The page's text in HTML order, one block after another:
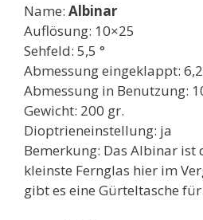
Name: Albinar
Auflösung: 10×25
Sehfeld: 5,5 °
Abmessung eingeklappt:
Abmessung in Benutzung:
Gewicht: 200 gr.
Dioptrieneinstellung: ja
Bemerkung: Das Albinar ist
kleinste Fernglas hier im
gibt es eine Gürteltasche